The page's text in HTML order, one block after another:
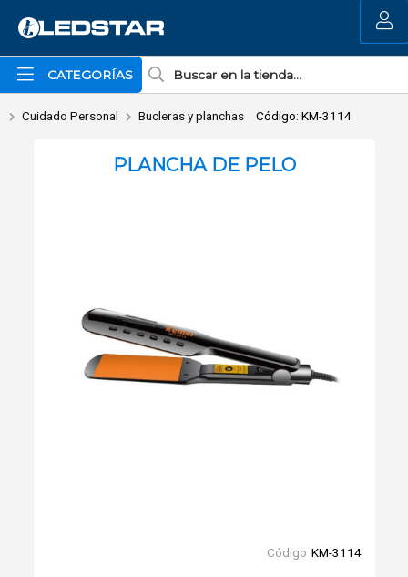
Enviar a email
CATEGORÍAS
MI COMPRA
Cuidado Personal Bucleras y planchas Código: KM-3114
PLANCHA DE PELO
Código KM-3114